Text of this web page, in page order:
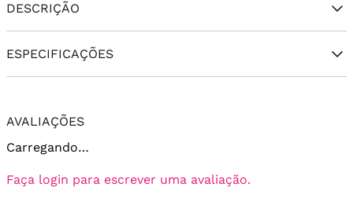
DESCRIÇÃO
ESPECIFICAÇÕES
AVALIAÇÕES
Carregando…
Faça login para escrever uma avaliação.